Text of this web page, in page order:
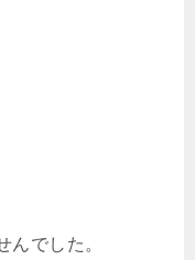
んでした。